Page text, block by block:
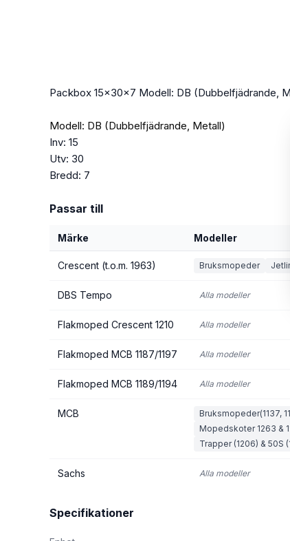
Packbox 15x30x7 Modell: DB (Dubbelfjädrande,
Modell: DB (Dubbelfjädrande, Metall)
Inv: 15
Utv: 30
Bredd: 7
Passar till
Märke Modeller
Crescent (t.o.m. 1963) Bruksmopeder
DBS Tempo Alla modeller
Flakmoped Crescent 1210 Alla modeller
Flakmoped MCB 1187/1197 Alla modeller
Flakmoped MCB 1189/1194 Alla modeller
MCB Bruksmopeder(1137,
Mopedskoter 1263 &
Trapper (1206) & 50S
Sachs Alla modeller
Specifikationer